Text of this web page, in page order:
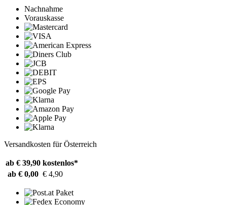
Nachnahme
Vorauskasse
Versandkosten für Österreich
ab € 39,90 kostenlos*
ab € 0,00 € 4,90